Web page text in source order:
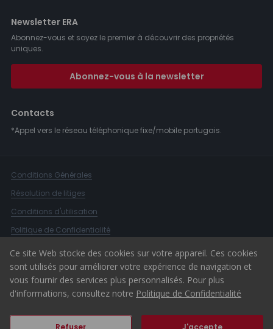
Newsletter ERA
Abonnez-vous et soyez le premier à découvrir des propriétés
uniques.
Abonnez-vous à la newsletter
Contacts
*Appel vers le réseau téléphonique fixe/mobile portugais.
Conditions Générales
Résolution de litiges
Conditions d'utilisation
Politique de Confidentialité
Livre de Réclamations
Canal d'alerte
© 2026 ERA Portugal
Ce site Web stocke des cookies sur votre appareil. Ces cookies
sont utilisés pour améliorer votre expérience de navigation et
vous fournir des services plus personnalisés. Pour plus
d'informations, consultez notre Politique de Confidentialité
Refuser J'accepte